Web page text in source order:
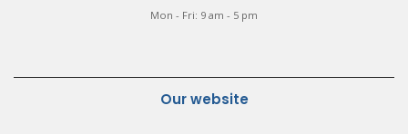
Mon - Fri: 9 am - 5 pm
Our website